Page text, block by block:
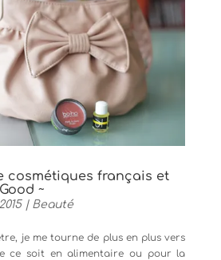
cosmétiques français et
~
| Beauté
je me tourne de plus en plus vers
ce soit en alimentaire ou pour la